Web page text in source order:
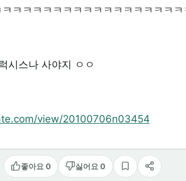
ㅋㅋㅋㅋㅋㅋㅋㅋㅋㅋㅋㅋㅋㅋㅋㅋㅋ
시스나 사야지 ㅇㅇ
view/20100706n03454
좋아요 0 싫어요 0
스크랩공유